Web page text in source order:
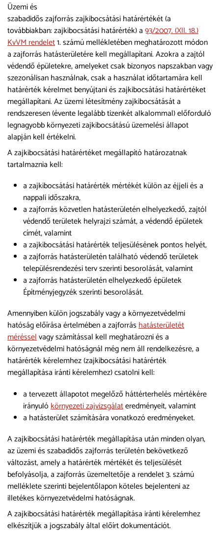
Üzemi és
szabadidős zajforrás zajkibocsátási határértékét (a
továbbiakban: zajkibocsátási határérték) a93/2007. (XII. 18.)
KvVM rendelet1. számú mellékletében meghatározott módon
a zajforrás hatásterületére kell megállapítani. Azokra a zajtól
védendő épületekre, amelyeket csak bizonyos napszakban vagy
szezonálisan használnak, csak a használat időtartamára kell
határérték kérelmet benyújtani és zajkibocsátási határértéket
megállapítani. Az üzemi létesítmény zajkibocsátását a
rendszeresen (évente legalább tizenkét alkalommal) előforduló
legnagyobb környezeti zajkibocsátású üzemelési állapot
alapján kell értékelni.
A zajkibocsátási határértéket megállapító határozatnak
tartalmaznia kell:
a zajkibocsátási határérték mértékét külön az éjjeli és a
nappali időszakra,
a zajforrás közvetlen hatásterületén elhelyezkedő, zajtól
védendő területek helyrajzi számát, a védendő épületek
címét, valamint
a zajkibocsátási határérték teljesülésének pontos helyét,
a zajforrás hatásterületén található védendő területek
településrendezési terv szerinti besorolását, valamint
a zajforrás hatásterületén elhelyezkedő épületek
Építményjegyzék szerinti besorolását.
Amennyiben külön jogszabály vagy a környezetvédelmi
hatóság előírása értelmében a zajforráshatásterületét
mérésselvagy számítással kell meghatározni és a
környezetvédelmi hatóságnál még nem áll rendelkezésre, a
határérték kérelemhez (zajkibocsátási határérték
megállapítása iránti kérelemhez) csatolni kell:
a tervezett állapotot megelőző háttérterhelés mértékére
irányulókörnyezeti zajvizsgálateredményeit, valamint
a hatásterület számítására vonatkozó eredményeket.
A zajkibocsátási határérték megállapítása után minden olyan,
az üzemi és szabadidős zajforrás területén bekövetkező
változást, amely a határérték mértékét és teljesülését
befolyásolja, a zajforrás üzemeltetője a rendelet 3. számú
melléklete szerinti bejelentőlapon köteles bejelenteni az
illetékes környezetvédelmi hatóságnak.
A zajkibocsátási határérték megállapítása iránti kérelemhez
elkészítjük a jogszabály által előírt dokumentációt.